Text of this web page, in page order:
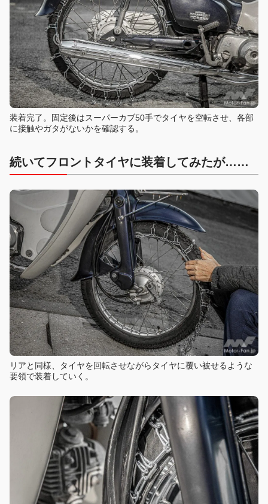
装着完了。固定後はスーパーカブ50手でタイヤを空転させ、各部
に接触やガタがないかを確認する。
続いてフロントタイヤに装着してみたが……
リアと同様、タイヤを回転させながらタイヤに覆い被せるような
要領で装着していく。